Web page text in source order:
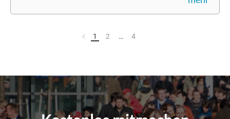
1 2 … 4